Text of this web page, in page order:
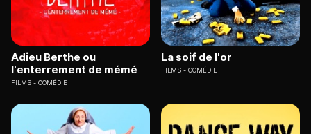
Adieu Berthe ou
l'enterrement de mémé
FILMS COMÉDIE
La soif de l'or
FILMS COMÉDIE